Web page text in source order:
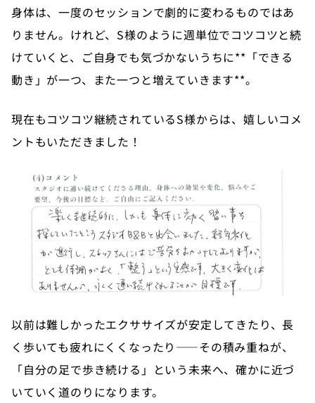
身体は、一度のセッションで劇的に変わるものではあ
りません。けれど、S様のように週単位でコツコツと続
けていくと、ご自身でも気づかないうちに**「できる
動き」が一つ、また一つと増えていきます**。
現在もコツコツ継続されているS様からは、嬉しいコメ
ントもいただきました！
以前は難しかったエクササイズが安定してきたり、長
く歩いても疲れにくくなったり——その積み重ねが、
「自分の足で歩き続ける」という未来へ、確かに近づ
いていく道のりになります。